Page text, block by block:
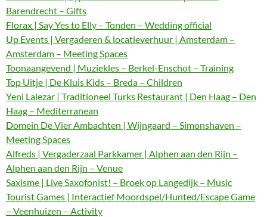
Barendrecht – Gifts
Florax | Say Yes to Elly – Tonden – Wedding official
Up Events | Vergaderen & locatieverhuur | Amsterdam –
Amsterdam – Meeting Spaces
Toonaangevend | Muziekles – Berkel-Enschot – Training
Top Uitje | De Kluis Kids – Breda – Children
Yeni Lalezar | Traditioneel Turks Restaurant | Den Haag – Den
Haag – Mediterranean
Domein De Vier Ambachten | Wijngaard – Simonshaven –
Meeting Spaces
Alfreds | Vergaderzaal Parkkamer | Alphen aan den Rijn –
Alphen aan den Rijn – Venue
Saxisme | Live Saxofonist! – Broek op Langedijk – Music
Tourist Games | Interactief Moordspel/Hunted/Escape Game
– Veenhuizen – Activity